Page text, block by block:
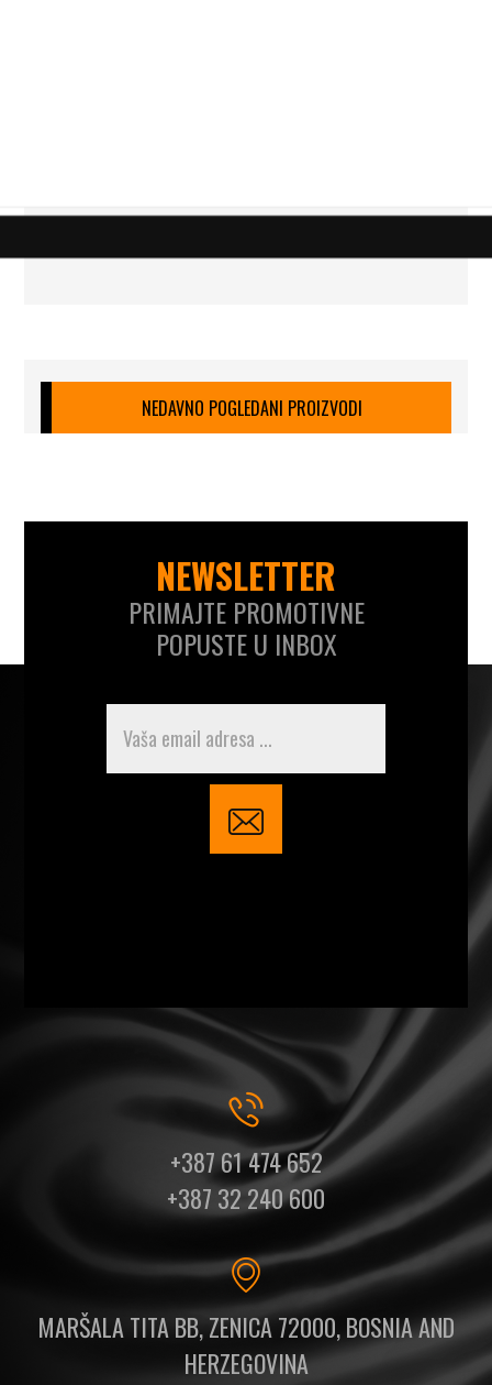
NEDAVNO POGLEDANI PROIZVODI
NEWSLETTER
PRIMAJTE PROMOTIVNE
POPUSTE U INBOX
+387 61 474 652
+387 32 240 600
MARŠALA TITA BB, ZENICA 72000, BOSNIA AND
HERZEGOVINA